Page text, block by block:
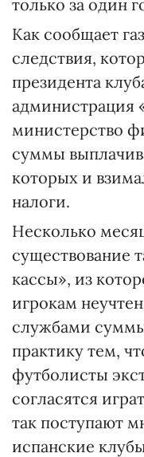
только за один
Как сообщает
следствия,
президента
администрация
министерство
суммы
которых и
налоги.
Несколько
существование
кассы», из
игрокам
службами
практику тем,
футболисты
согласятся
так поступают
испанские